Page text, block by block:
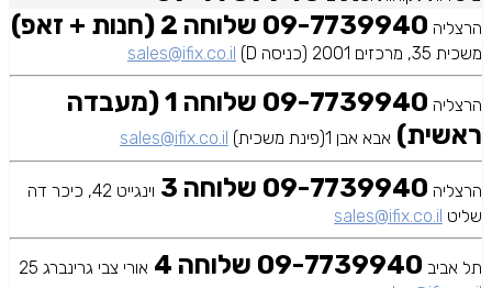
הרצליה 09-7739940 שלוחה 2 (חנות + זאפ)
משכית 35, מרכזים 2001 (כניסה D) sales@ifix.co.il
הרצליה
09-7739940 שלוחה 1 (מעבדה
ראשית) אבא אבן 1(פינת משכית) sales@ifix.co.il
הרצליה 09-7739940 שלוחה 3
וינגייט 42, כיכר דה
שליט sales@ifix.co.il
תל אביב 09-7739940 שלוחה 4
אורי צבי גרינברג 25